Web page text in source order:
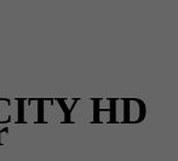
HD